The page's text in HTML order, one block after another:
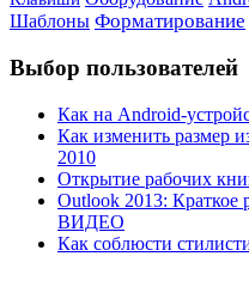
Шаблоны Форматирование
Выбор пользователей
Как на Android-
Как изменить размер
2010
Открытие рабочих
Outlook 2013: Краткое
ВИДЕО
Как соблюсти